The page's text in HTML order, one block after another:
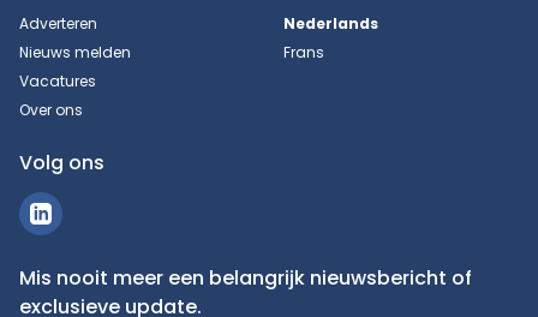
Adverteren
Nieuws melden
Vacatures
Over ons
Nederlands
Frans
Volg ons
Mis nooit meer een belangrijk nieuwsbericht of
exclusieve update.